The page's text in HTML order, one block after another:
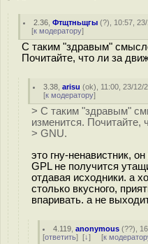
2.36 ,Фтщтньщгы (?), 10:57,
[к модератору]
С таким "здравым"
Почитайте, что ли за
3.38 ,arisu (ok), 11:00, 23/12/
[к модератору]
> С таким "здравым"
изменится. Почитайте,
> GNU.
это гну-ненавистник,
GPL не получится
отдавая исходники. а
столько вкусного,
впаривать. а не
4.119 ,anonymous (??),
[ответить] [↓] [к